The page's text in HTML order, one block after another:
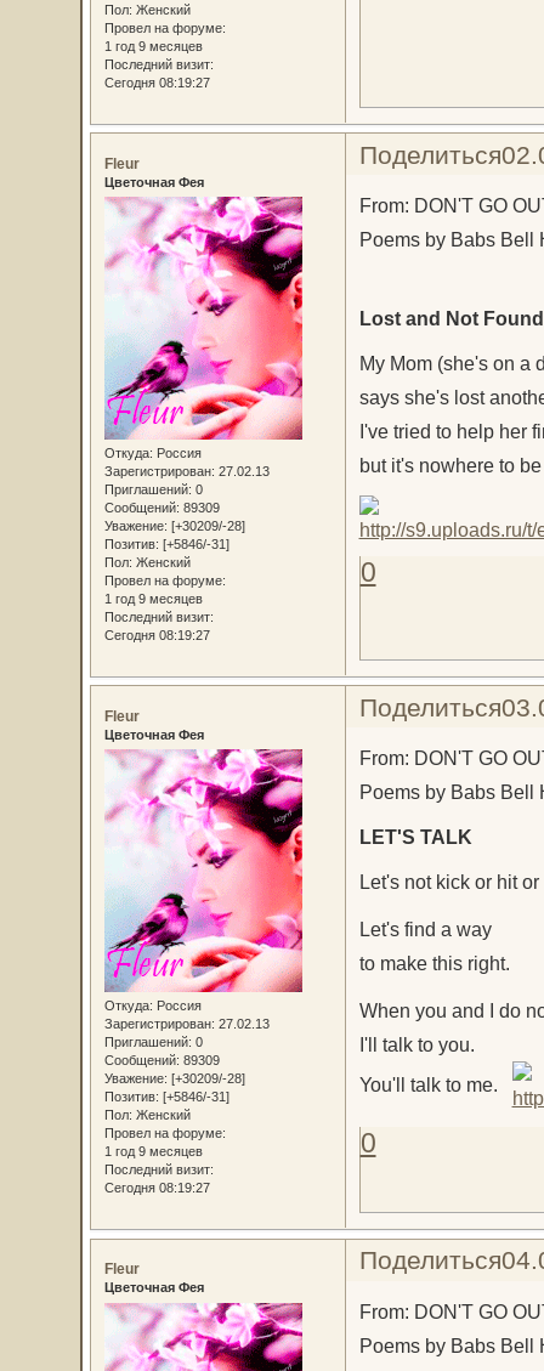
Пол: Женский
Провел на форуме:
1 год 9 месяцев
Последний визит:
Сегодня 08:19:27
Поделиться
Fleur
Цветочная Фея
Откуда: Россия
Зарегистрирован: 27.02.13
Приглашений: 0
Сообщений: 89309
Уважение: [+30209/-28]
Позитив: [+5846/-31]
Пол: Женский
Провел на форуме:
1 год 9 месяцев
Последний визит:
Сегодня 08:19:27
From: DON'T GO
Poems by Babs Bell
Lost and Not Found
My Mom (she's on a
says she's lost
I've tried to help her
but it's nowhere to
0
Поделиться
Fleur
Цветочная Фея
Откуда: Россия
Зарегистрирован: 27.02.13
Приглашений: 0
Сообщений: 89309
Уважение: [+30209/-28]
Позитив: [+5846/-31]
Пол: Женский
Провел на форуме:
1 год 9 месяцев
Последний визит:
Сегодня 08:19:27
From: DON'T GO
Poems by Babs Bell
LET'S TALK
Let's not kick or hit or
Let's find a way
to make this right.
When you and I do
I'll talk to you.
You'll talk to me.
0
Поделиться
Fleur
Цветочная Фея
From: DON'T GO
Poems by Babs Bell